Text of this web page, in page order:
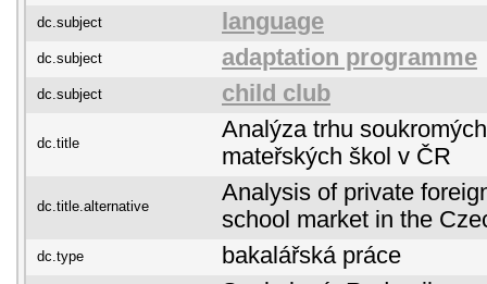
dc.subject language
dc.subject adaptation programme
dc.subject child club
dc.title
Analýza trhu
mateřských škol v ČR
dc.title.alternative
Analysis of private
school market in the
dc.type
bakalářská práce